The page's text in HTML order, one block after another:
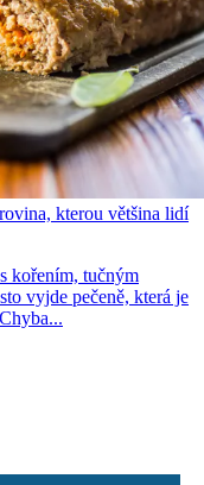
kterou většina lidí
kořením, tučným
vyjde pečeně, která je